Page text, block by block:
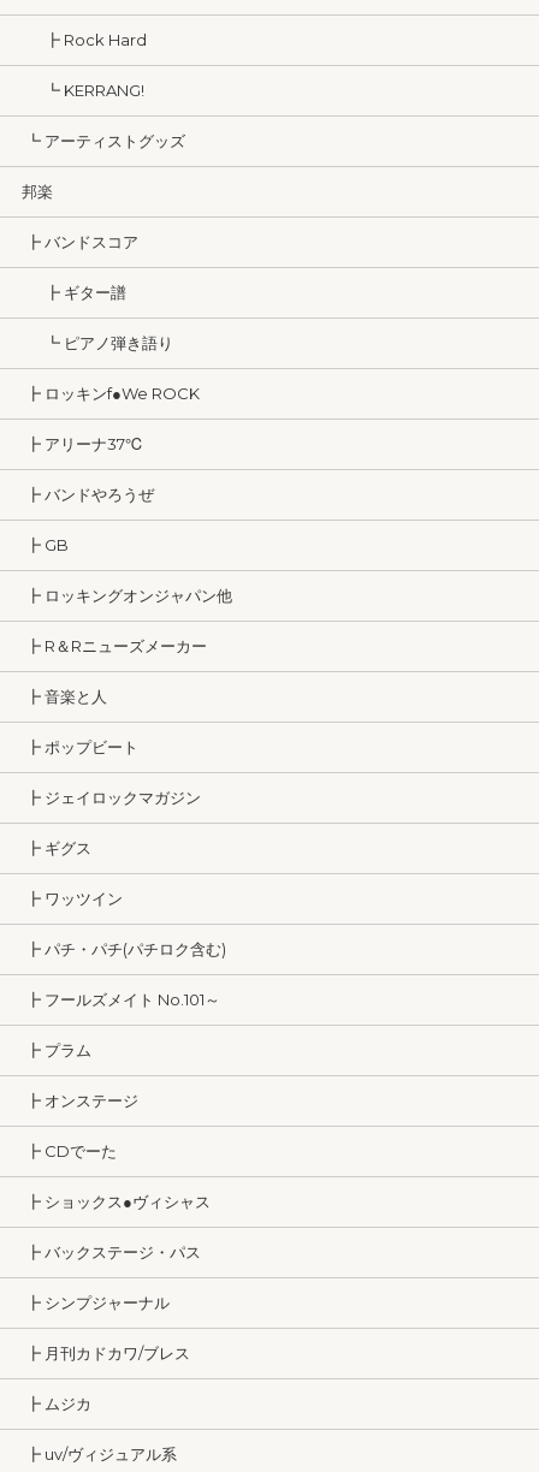
┣ Rock Hard
┗ KERRANG!
┗ アーティストグッズ
邦楽
┣ バンドスコア
┣ ギター譜
┗ ピアノ弾き語り
┣ ロッキンf●We ROCK
┣ アリーナ37℃
┣ バンドやろうぜ
┣ GB
┣ ロッキングオンジャパン他
┣ R＆Rニューズメーカー
┣ 音楽と人
┣ ポップビート
┣ ジェイロックマガジン
┣ ギグス
┣ ワッツイン
┣ パチ・パチ(パチロク含む)
┣ フールズメイト No.101～
┣ プラム
┣ オンステージ
┣ CDでーた
┣ ショックス●ヴィシャス
┣ バックステージ・パス
┣ シンプジャーナル
┣ 月刊カドカワ/ブレス
┣ ムジカ
┣ uv/ヴィジュアル系